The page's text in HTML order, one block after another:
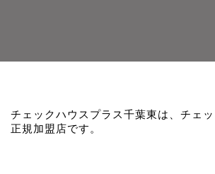
チェックハウスプラス千葉東は、チェ
正規加盟店です。